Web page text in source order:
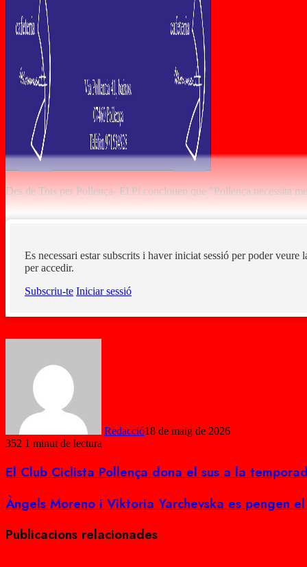
Des de Tots per Pollença- El Pi conclouen que "Pollença necessita
Es necessari estar subscrits i haver iniciat sessió per poder
per accedir.
Subscriu-te Iniciar sessió
Redacció18 de maig de 2026
352 1 minut de lectura
El
Club
Ciclista
Pollença
el
sus
El Club Ciclista Pollença dona el sus a la
Àngels
Moreno
Viktoria
Àngels Moreno i Viktoria Yarchevska es pengen
Publicacions relacionades